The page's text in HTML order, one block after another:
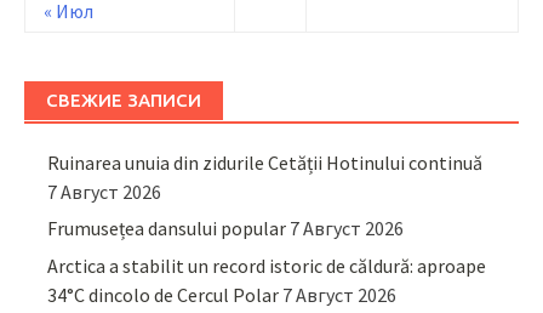
« Июл
СВЕЖИЕ ЗАПИСИ
Ruinarea unuia din zidurile Cetății Hotinului continuă
7 Август 2026
Frumusețea dansului popular 7 Август 2026
Arctica a stabilit un record istoric de căldură: aproape
34°C dincolo de Cercul Polar 7 Август 2026